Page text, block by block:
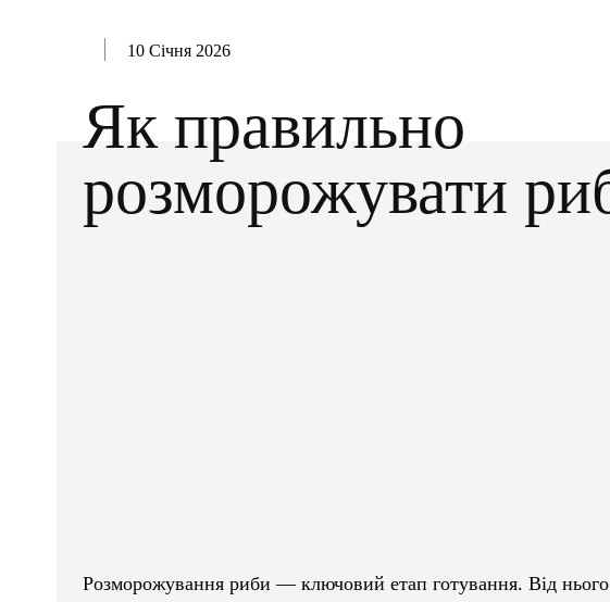
10 Січня 2026
Як правильно
розморожувати
Розморожування риби — ключовий етап готування. Від